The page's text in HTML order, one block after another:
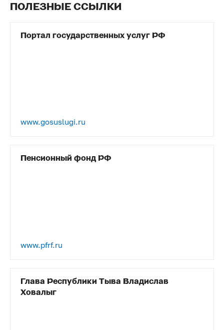
ПОЛЕЗНЫЕ ССЫЛКИ
Портал государственных услуг РФ
www.gosuslugi.ru
Пенсионный фонд РФ
www.pfrf.ru
Глава Республики Тыва Владислав
Ховалыг